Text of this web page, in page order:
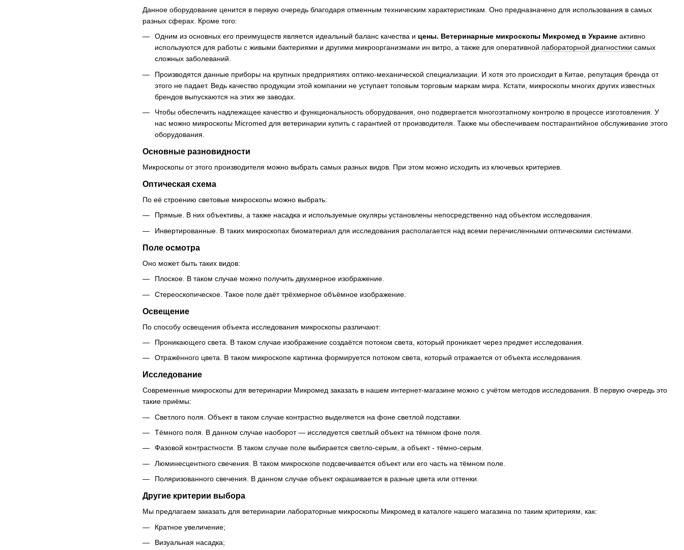
Данное оборудование ценится в первую очередь благодаря отменным техническим характеристикам. Оно предназначено для использования в самых
разных сферах. Кроме того:
Одним из основных его преимуществ является идеальный баланс качества и цены. Ветеринарные микроскопы Микромед в Украине активно
используются для работы с живыми бактериями и другими микроорганизмами ин витро, а также для оперативной лабораторной диагностики самых
сложных заболеваний.
Производятся данные приборы на крупных предприятиях оптико-механической специализации. И хотя это происходит в Китае, репутация бренда от
этого не падает. Ведь качество продукции этой компании не уступает топовым торговым маркам мира. Кстати, микроскопы многих других известных
брендов выпускаются на этих же заводах.
Чтобы обеспечить надлежащее качество и функциональность оборудования, оно подвергается многоэтапному контролю в процессе изготовления. У
нас можно микроскопы Micromed для ветеринарии купить с гарантией от производителя. Также мы обеспечиваем постгарантийное обслуживание этого
оборудования.
Основные разновидности
Микроскопы от этого производителя можно выбрать самых разных видов. При этом можно исходить из ключевых критериев.
Оптическая схема
По её строению световые микроскопы можно выбрать:
Прямые. В них объективы, а также насадка и используемые окуляры установлены непосредственно над объектом исследования.
Инвертированные. В таких микроскопах биоматериал для исследования располагается над всеми перечисленными оптическими системами.
Поле осмотра
Оно может быть таких видов:
Плоское. В таком случае можно получить двухмерное изображение.
Стереоскопическое. Такое поле даёт трёхмерное объёмное изображение.
Освещение
По способу освещения объекта исследования микроскопы различают:
Проникающего света. В таком случае изображение создаётся потоком света, который проникает через предмет исследования.
Отражённого цвета. В таком микроскопе картинка формируется потоком света, который отражается от объекта исследования.
Исследование
Современные микроскопы для ветеринарии Микромед заказать в нашем интернет-магазине можно с учётом методов исследования. В первую очередь это
такие приёмы:
Светлого поля. Объект в таком случае контрастно выделяется на фоне светлой подставки.
Тёмного поля. В данном случае наоборот — исследуется светлый объект на тёмном фоне поля.
Фазовой контрастности. В таком случае поле выбирается светло-серым, а объект - тёмно-серым.
Люминесцентного свечения. В таком микроскопе подсвечивается объект или его часть на тёмном поле.
Поляризованного свечения. В данном случае объект окрашивается в разные цвета или оттенки.
Другие критерии выбора
Мы предлагаем заказать для ветеринарии лабораторные микроскопы Микромед в каталоге нашего магазина по таким критериям, как:
Кратное увеличение;
Визуальная насадка;